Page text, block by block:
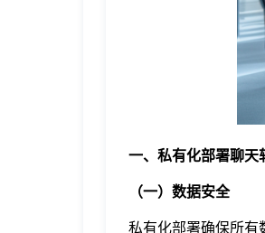
一、私有化部署聊天
（一）数据安全
私有化部署确保所有